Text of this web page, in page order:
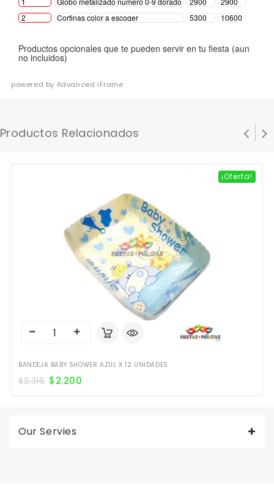
powered by Advanced iFrame
Productos Relacionados
¡Oferta!
BANDEJA BABY SHOWER AZUL X 12 UNIDADES
$2.316 $2.200
Our Servies